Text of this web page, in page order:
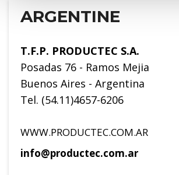
ARGENTINE
T.F.P. PRODUCTEC S.A.
Posadas 76 - Ramos Mejia
Buenos Aires - Argentina
Tel. (54.11)4657-6206
WWW.PRODUCTEC.COM.AR
info@productec.com.ar